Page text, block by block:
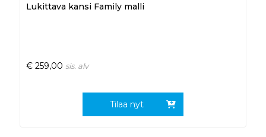
Lukittava kansi Family malli
€ 259,00 sis. alv
Tilaa nyt